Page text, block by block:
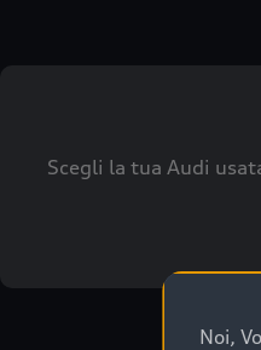
Scegli la tua Audi
Noi,